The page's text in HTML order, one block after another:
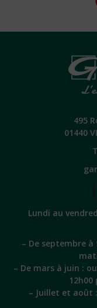
495
01440
Lundi au
– De septembre
– De mars à juin :
12h00
– Juillet et août